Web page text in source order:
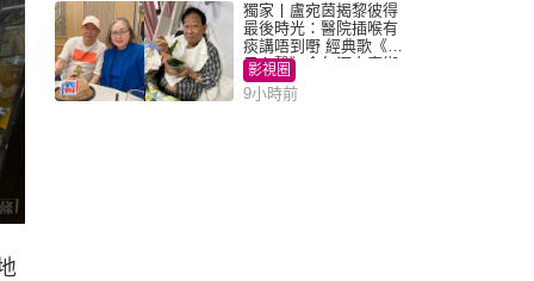
獨家丨盧宛茵揭黎彼得
最後時光：醫院插喉有
痰講唔到嘢 經典歌《浪
子心聲》金句源自廟街
睇相佬
影視圈
9小時前